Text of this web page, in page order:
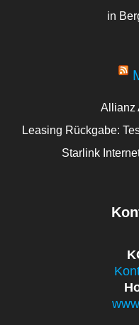
in
Allianz
Leasing Rückgabe:
Starlink